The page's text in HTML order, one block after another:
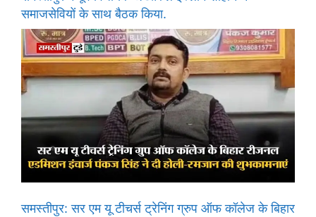
समाजसेवियों के साथ बैठक किया.
समस्तीपुर: सर एम यू टीचर्स ट्रेनिंग ग्रुप ऑफ कॉलेज के बिहार